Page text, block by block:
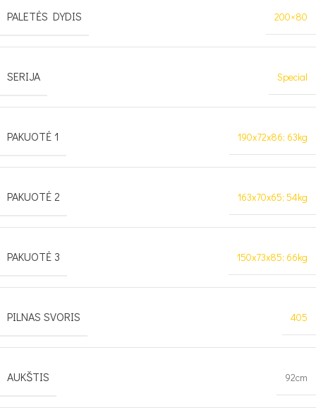
PALETĖS DYDIS 200×80
SERIJA Special
PAKUOTĖ 1 190x72x86; 63kg
PAKUOTĖ 2 163x70x65; 54kg
PAKUOTĖ 3 150x73x85; 66kg
PILNAS SVORIS 405
AUKŠTIS 92cm